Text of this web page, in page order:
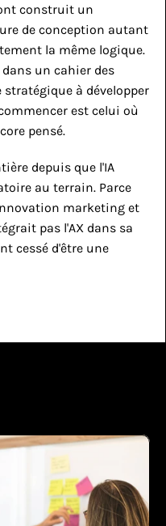
construit un
de conception autant
la même logique.
dans un cahier des
stratégique à développer
est celui où
pensé.
depuis que l'IA
au terrain. Parce
marketing et
pas l'AX dans sa
cessé d'être une